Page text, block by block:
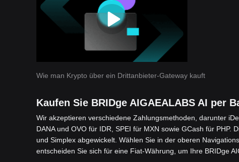
Wie man Krypto über ein Drittanbieter-Gateway kauft
Kaufen Sie BRIDge AIGAEALABS AI per
Wir akzeptieren verschiedene Zahlungsmethoden, darunter
DANA und OVO für IDR, SPEI für MXN sowie GCash für
und Simplex abgewickelt. Wählen Sie in der oberen
entscheiden Sie sich für eine Fiat-Währung, um Ihre BRIDge